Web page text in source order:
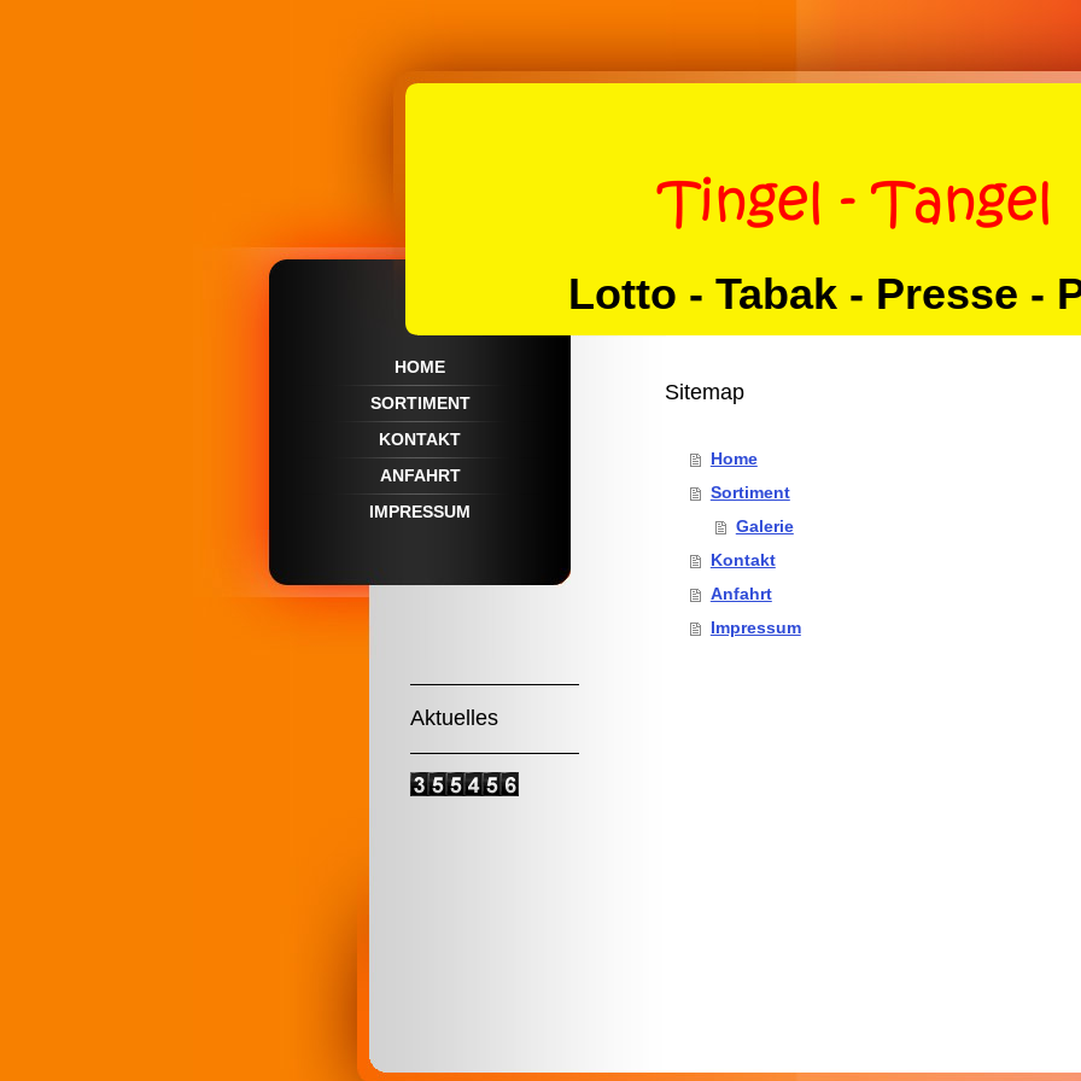
Lotto - Tabak - Presse -
Sitemap
Home
Sortiment
Galerie
Kontakt
Anfahrt
Impressum
HOME
SORTIMENT
KONTAKT
ANFAHRT
IMPRESSUM
Aktuelles